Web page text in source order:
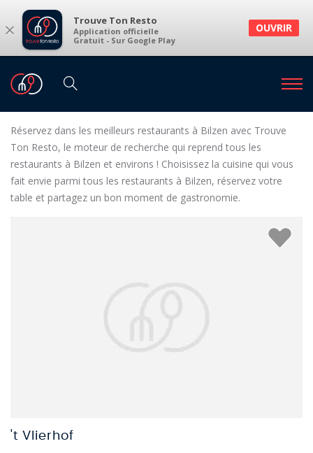
× Trouve Ton Resto
Application officielle
Gratuit - Sur Google Play
OUVRIR
Restaurants
Restaurants à Bilzen et environs
Réservez dans les meilleurs restaurants à Bilzen avec Trouve
Ton Resto, le moteur de recherche qui reprend tous les
restaurants à Bilzen et environs ! Choisissez la cuisine qui vous
fait envie parmi tous les restaurants à Bilzen, réservez votre
table et partagez un bon moment de gastronomie.
't Vlierhof